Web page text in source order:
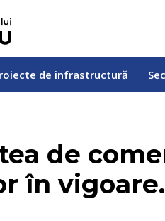
de infrastructură
de
în vigoare.
de infrastructură